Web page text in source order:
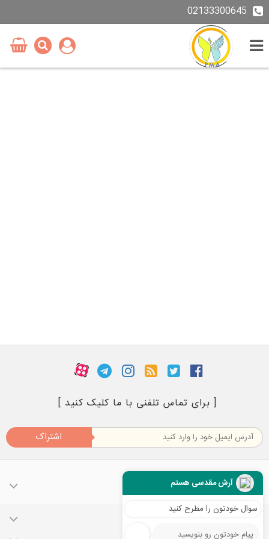
02133300645
[ برای تماس تلفنی با ما کلیک کنید ]
اشتراک
حساب کاربری
آرش مقدسی هستم
سوال خودتون را مطرح کنید